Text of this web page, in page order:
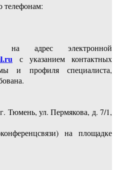
телефонам:
адрес электронной
с указанием контактных
и профиля специалиста,
Тюмень, ул. Пермякова, д. 7/1,
на площадке